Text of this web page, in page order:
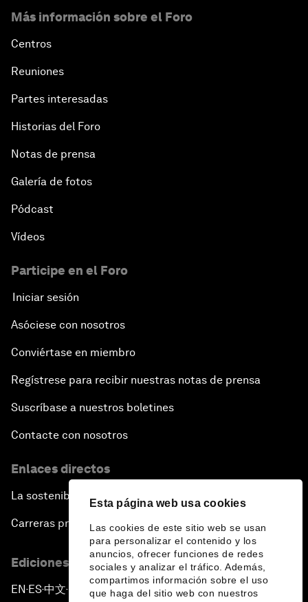
Esta página web usa cookies
Las cookies de este sitio web se usan
para personalizar el contenido y los
anuncios, ofrecer funciones de redes
sociales y analizar el tráfico. Además,
compartimos información sobre el uso
que haga del sitio web con nuestros
Más información sobre el Foro
Centros
Reuniones
Partes interesadas
Historias del Foro
Notas de prensa
Galería de fotos
Pódcast
Vídeos
Participe en el Foro
Iniciar sesión
Asóciese con nosotros
Conviértase en miembro
Regístrese para recibir nuestras notas de prensa
Suscríbase a nuestros boletines
Contacte con nosotros
Enlaces directos
La sostenibilidad en el Foro
Carreras profesionales
Ediciones en otros idiomas
EN ▪ ES▪中文▪ 日本語